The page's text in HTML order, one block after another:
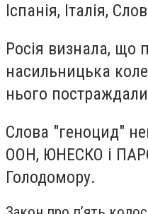
Іспанія, Італія,
Росія визнала, що
насильницька
нього
Слова "геноцид"
ООН, ЮНЕСКО і
Голодомору.